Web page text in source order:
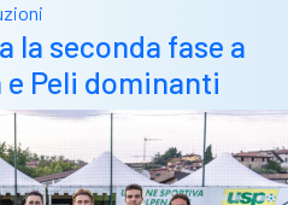
la seconda fase a
Peli dominanti